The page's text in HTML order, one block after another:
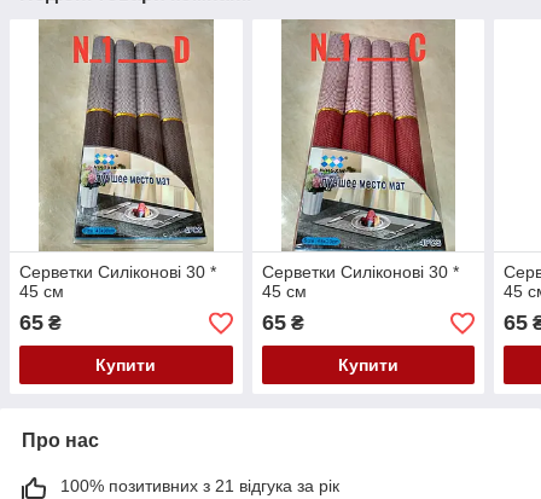
Серветки Силіконові 30 *
45 см
65 ₴
Купити
Серветки Силіконові 30 *
45 см
65₴
Купити
45
65
Про нас
100% позитивних з 21 відгука за рік